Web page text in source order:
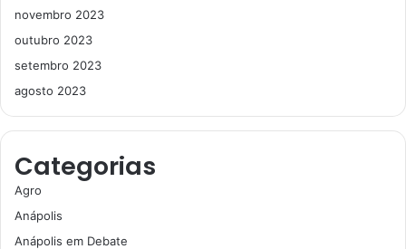
novembro 2023
outubro 2023
setembro 2023
agosto 2023
Categorias
Agro
Anápolis
Anápolis em Debate